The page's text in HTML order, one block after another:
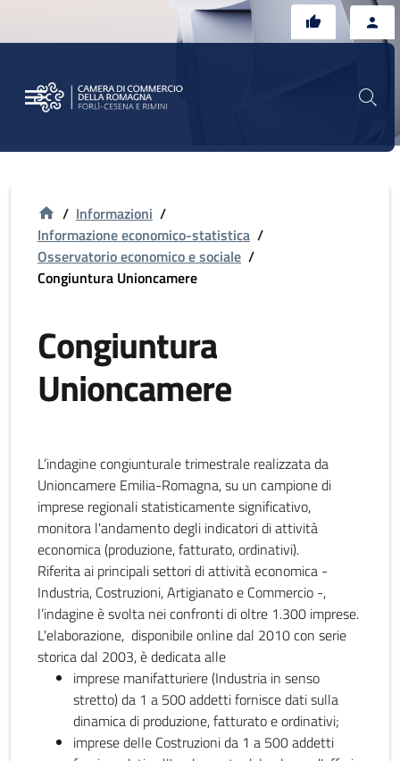
/ Informazioni /
Informazione economico-statistica /
Osservatorio economico e sociale /
Congiuntura Unioncamere
Congiuntura
Unioncamere
L’indagine congiunturale trimestrale realizzata da
Unioncamere Emilia-Romagna, su un campione di
imprese regionali statisticamente significativo,
monitora l'andamento degli indicatori di attività
economica (produzione, fatturato, ordinativi).
Riferita ai principali settori di attività economica -
Industria, Costruzioni, Artigianato e Commercio -,
l’indagine è svolta nei confronti di oltre 1.300 imprese.
L'elaborazione, disponibile online dal 2010 con serie
storica dal 2003, è dedicata alle
imprese manifatturiere (Industria in senso
stretto) da 1 a 500 addetti fornisce dati sulla
dinamica di produzione, fatturato e ordinativi;
imprese delle Costruzioni da 1 a 500 addetti